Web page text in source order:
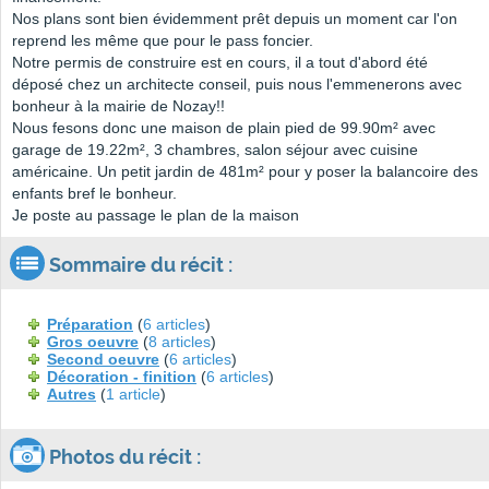
Nos plans sont bien évidemment prêt depuis un moment car l'on
reprend les même que pour le pass foncier.
Notre permis de construire est en cours, il a tout d'abord été
déposé chez un architecte conseil, puis nous l'emmenerons avec
bonheur à la mairie de Nozay!!
Nous fesons donc une maison de plain pied de 99.90m² avec
garage de 19.22m², 3 chambres, salon séjour avec cuisine
américaine. Un petit jardin de 481m² pour y poser la balancoire des
enfants bref le bonheur.
Je poste au passage le plan de la maison
Sommaire du récit :
Préparation (6 articles)
Gros oeuvre (8 articles)
Second oeuvre (6 articles)
Décoration - finition (6 articles)
Autres (1 article)
Photos du récit :